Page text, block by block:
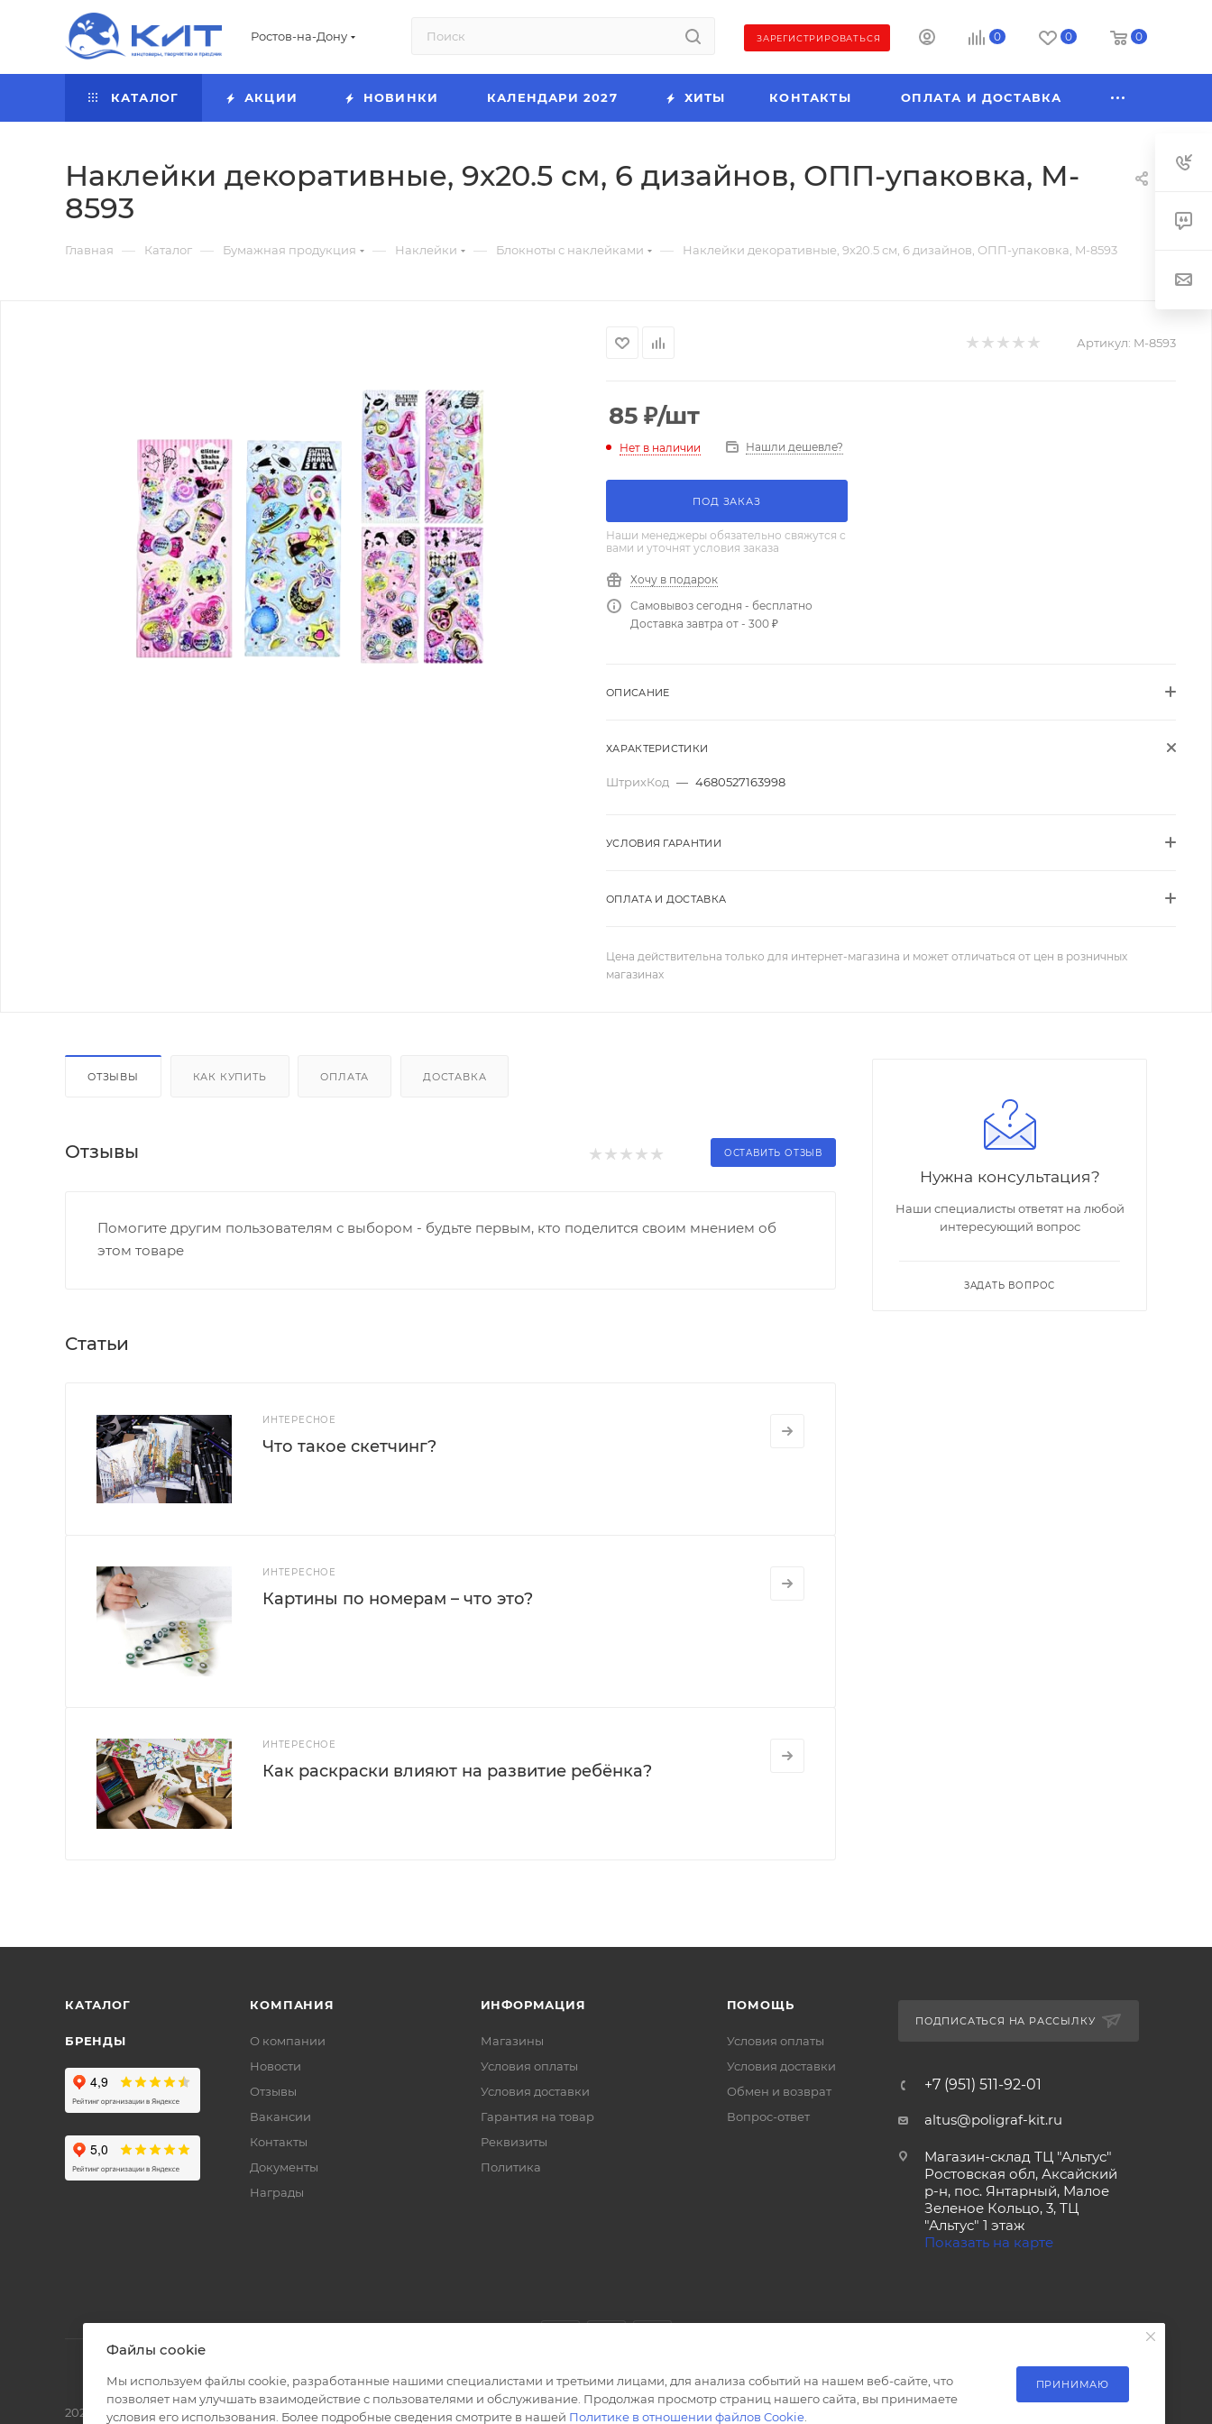
Ростов-на-Дону ЗАРЕГИСТРИРОВАТЬСЯ 0 0 0
КАТАЛОГ АКЦИИ НОВИНКИ КАЛЕНДАРИ 2027 ХИТЫ КОНТАКТЫ ОПЛАТА И ДОСТАВКА
Наклейки декоративные, 9х20.5 см, 6 дизайнов, ОПП-упаковка, M-
8593
Главная — Каталог — Бумажная продукция — Наклейки — Блокноты с наклейками — Наклейки декоративные, 9х20.5 см, 6 дизайнов, ОПП-упаковка, M-8593
Артикул: M-8593
85 ₽/шт
Нет в наличии Нашли дешевле?
ПОД ЗАКАЗ
Наши менеджеры обязательно свяжутся с
вами и уточнят условия заказа
Хочу в подарок
Самовывоз сегодня - бесплатно
Доставка завтра от - 300 ₽
ОПИСАНИЕ
ХАРАКТЕРИСТИКИ
ШтрихКод — 4680527163998
УСЛОВИЯ ГАРАНТИИ
ОПЛАТА И ДОСТАВКА
Цена действительна только для интернет-магазина и может отличаться от цен в розничных
магазинах
ОТЗЫВЫ КАК КУПИТЬ ОПЛАТА ДОСТАВКА
Отзывы ОСТАВИТЬ ОТЗЫВ
Помогите другим пользователям с выбором - будьте первым, кто поделится своим мнением об
этом товаре
Статьи
ИНТЕРЕСНОЕ
Что такое скетчинг?
ИНТЕРЕСНОЕ
Картины по номерам – что это?
ИНТЕРЕСНОЕ
Как раскраски влияют на развитие ребёнка?
Нужна консультация?
Наши специалисты ответят на любой
интересующий вопрос
ЗАДАТЬ ВОПРОС
КАТАЛОГ
БРЕНДЫ
КОМПАНИЯ
О компании
Новости
Отзывы
Вакансии
Контакты
Документы
Награды
ИНФОРМАЦИЯ
Магазины
Условия оплаты
Условия доставки
Гарантия на товар
Реквизиты
Политика
ПОМОЩЬ
Условия оплаты
Условия доставки
Обмен и возврат
Вопрос-ответ
ПОДПИСАТЬСЯ НА РАССЫЛКУ
+7 (951) 511-92-01
altus@poligraf-kit.ru
Магазин-склад ТЦ "Альтус"
Ростовская обл, Аксайский
р-н, пос. Янтарный, Малое
Зеленое Кольцо, 3, ТЦ
"Альтус" 1 этаж
Показать на карте
2026 © Полиграф кит - интернет-магазин
Файлы cookie
Мы используем файлы cookie, разработанные нашими специалистами и третьими лицами, для анализа событий на нашем веб-сайте, что
позволяет нам улучшать взаимодействие с пользователями и обслуживание. Продолжая просмотр страниц нашего сайта, вы принимаете
условия его использования. Более подробные сведения смотрите в нашей Политике в отношении файлов Cookie
ПРИНИМАЮ